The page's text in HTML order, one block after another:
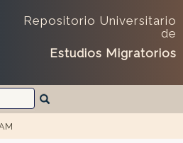
Repositorio Universitario
de
Estudios Migratorios